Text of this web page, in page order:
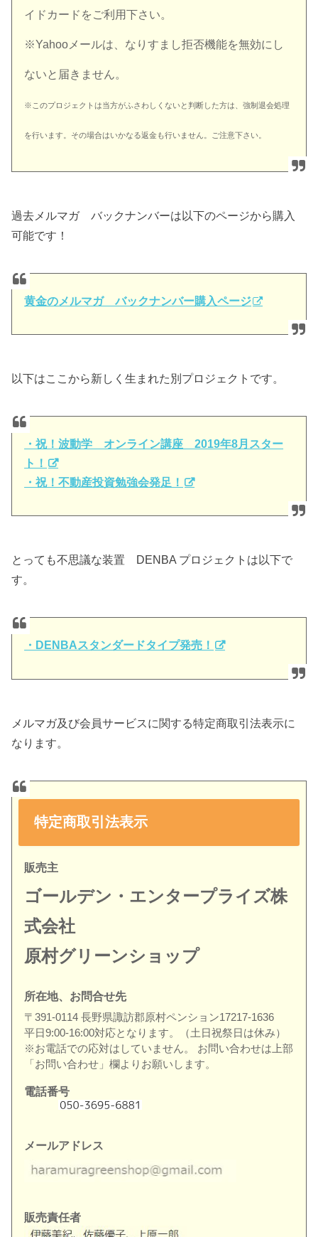
イドカードをご利用下さい。
※Yahooメールは、なりすまし拒否機能を無効にし
ないと届きません。
※このプロジェクトは当方がふさわしくないと判断した方は、強制退会処理
を行います。 その場合はいかなる返金も行いません。ご注意下さい。
過去メルマガ バックナンバーは以下のページから購入
可能です！
黄金のメルマガ バックナンバー購入ページ
以下はここから新しく生まれた別プロジェクトです。
・祝！波動学 オンライン講座 2019年8月スター
ト！
・祝！不動産投資勉強会発足！
とっても不思議な装置 DENBA プロジェクトは以下で
す。
・DENBAスタンダードタイプ発売！
メルマガ及び会員サービスに関する特定商取引法表示に
なります。
特定商取引法表示
販売主
ゴールデン・エンタープライズ株
式会社
原村グリーンショップ
所在地、 お問合せ先
〒391-0114 長野県諏訪郡原村ペンション17217-1636
平日9:00-16:00対応となります。（土日祝祭日は休み）
※お電話での応対はしていません。 お問い合わせは上部
「お問い合わせ」欄よりお願いします。
電話番号
メールアドレス
販売責任者